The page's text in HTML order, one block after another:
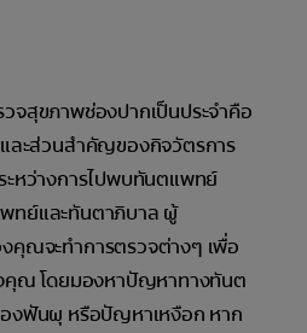
จสุขภาพช่องปากเป็นประจำคือ
ละส่วนสำคัญของกิจวัตรการ
หว่างการไปพบทันตแพทย์
ทย์และทันตาภิบาล ผู้
คุณจะทำการตรวจต่างๆ เพื่อ
คุณ โดยมองหาปัญหาทางทันต
งฟันผุ หรือปัญหาเหงือก หาก